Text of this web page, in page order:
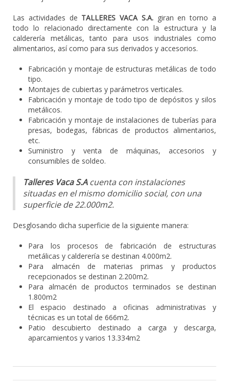
Las actividades de TALLERES VACA S.A.giran en torno a
todo lo relacionado directamente con la estructura y la
calderería metálicas, tanto para usos industriales como
alimentarios, así como para sus derivados y accesorios.
Fabricación y montaje de estructuras metálicas de todo
tipo.
Montajes de cubiertas y parámetros verticales.
Fabricación y montaje de todo tipo de depósitos y silos
metálicos.
Fabricación y montaje de instalaciones de tuberías para
presas, bodegas, fábricas de productos alimentarios,
etc.
Suministro y venta de máquinas, accesorios y
consumibles de soldeo.
Talleres Vaca S.Acuenta con instalaciones
situadas en el mismo domicilio social, con una
superficie de 22.000m2.
Desglosando dicha superficie de la siguiente manera:
Para los procesos de fabricación de estructuras
metálicas y calderería se destinan 4.000m2.
Para almacén de materias primas y productos
recepcionados se destinan 2.200m2.
Para almacén de productos terminados se destinan
1.800m2
El espacio destinado a oficinas administrativas y
técnicas es un total de 666m2.
Patio descubierto destinado a carga y descarga,
aparcamientos y varios 13.334m2